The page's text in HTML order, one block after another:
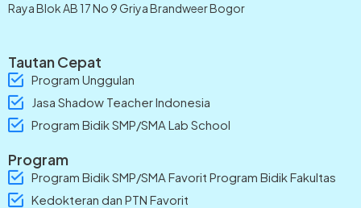
Raya Blok AB 17 No 9 Griya Brandweer Bogor
Tautan Cepat
Program Unggulan
Jasa Shadow Teacher Indonesia
Program Bidik SMP/SMA Lab School
Program
Program Bidik SMP/SMA Favorit Program Bidik Fakultas
Kedokteran dan PTN Favorit